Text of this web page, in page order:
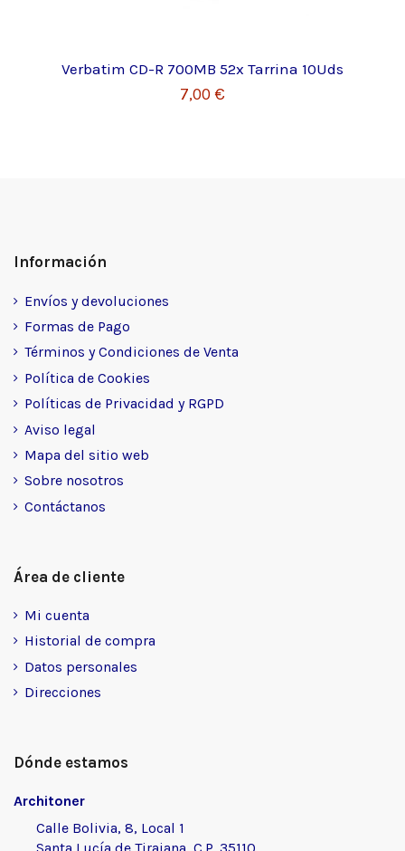
Verbatim CD-R 700MB 52x Tarrina 10Uds
7,00 €
Información
Envíos y devoluciones
Formas de Pago
Términos y Condiciones de Venta
Política de Cookies
Políticas de Privacidad y RGPD
Aviso legal
Mapa del sitio web
Sobre nosotros
Contáctanos
Área de cliente
Mi cuenta
Historial de compra
Datos personales
Direcciones
Dónde estamos
Architoner
Calle Bolivia, 8, Local 1